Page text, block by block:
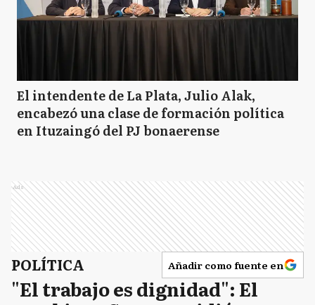
El intendente de La Plata, Julio Alak,
encabezó una clase de formación política
en Ituzaingó del PJ bonaerense
Ads
POLÍTICA Añadir como fuente en
"El trabajo es dignidad": El